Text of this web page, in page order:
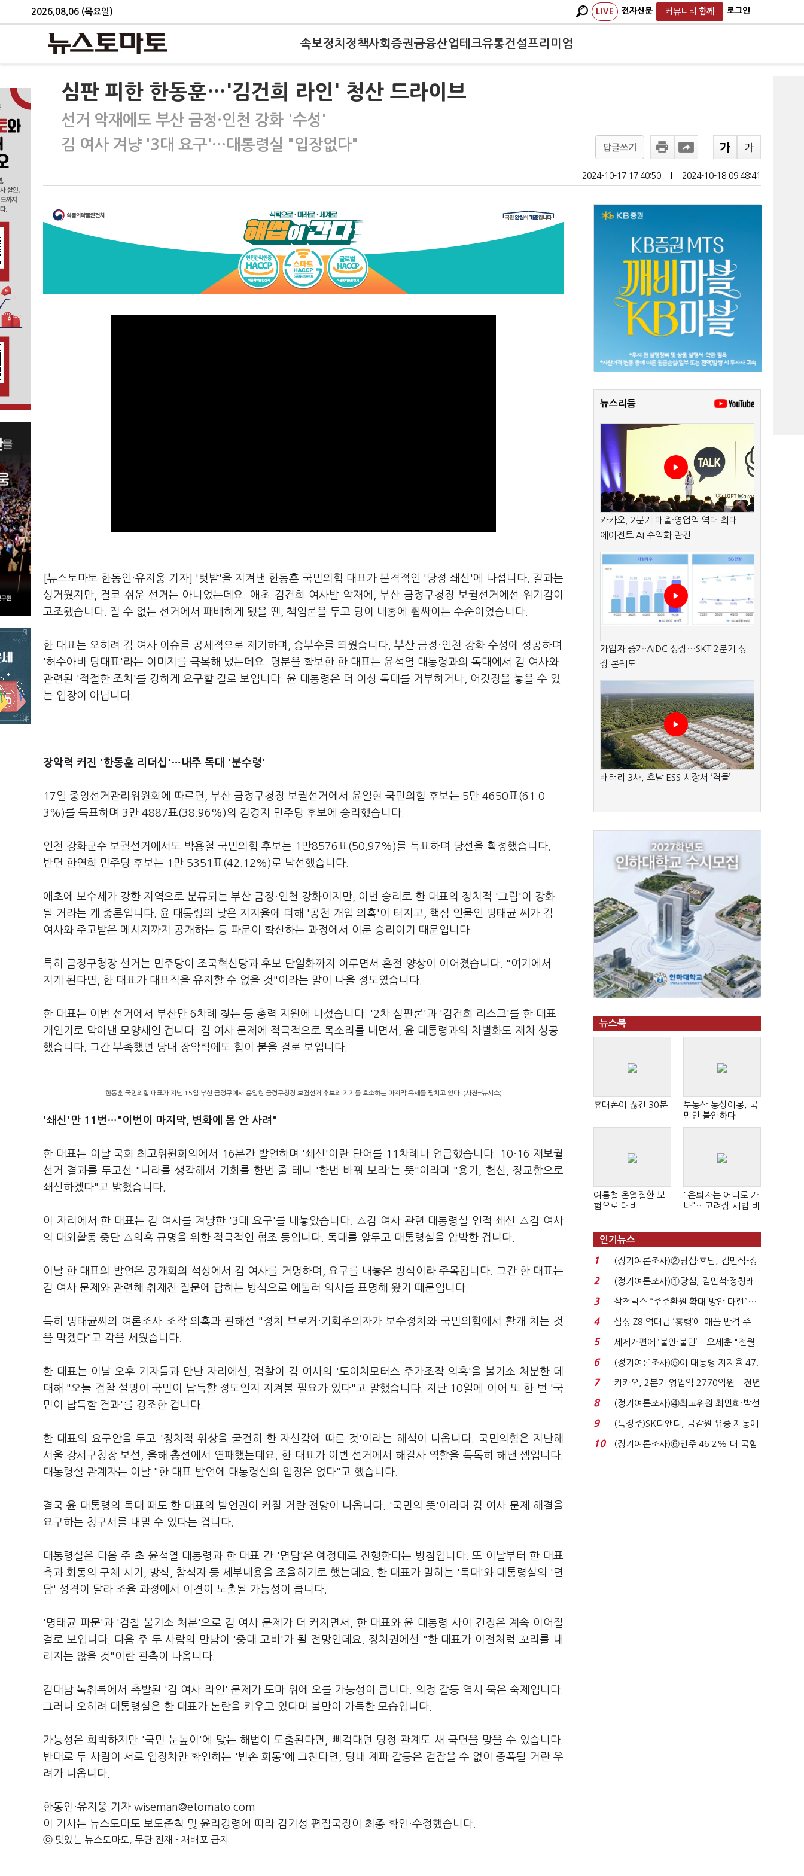
2026.08.06 (목요일) LIVE 전자신문 커뮤니티 함께 로그인
속보정치 정책사회 증권금융산업테크유통건설프리미엄
심판 피한 한동훈…'김건희 라인' 청산 드라이브
선거 악재에도 부산 금정·인천 강화 '수성'
김 여사 겨냥 '3대 요구'…대통령실 "입장없다"
답글쓰기
2024-10-17 17:40:50 2024-10-18 09:48:41
[뉴스토마토 한동인·유지웅 기자] '텃밭'을 지켜낸 한동훈 국민의힘 대표가 본격적인 '당정 쇄신'에 나섭니다. 결과는
싱거웠지만, 결코 쉬운 선거는 아니었는데요. 애초 김건희 여사발 악재에, 부산 금정구청장 보궐선거에선 위기감이
고조됐습니다. 질 수 없는 선거에서 패배하게 됐을 땐, 책임론을 두고 당이 내홍에 휩싸이는 수순이었습니다.
한 대표는 오히려 김 여사 이슈를 공세적으로 제기하며, 승부수를 띄웠습니다. 부산 금정·인천 강화 수성에 성공하며
'허수아비 당대표'라는 이미지를 극복해 냈는데요. 명분을 확보한 한 대표는 윤석열 대통령과의 독대에서 김 여사와
관련된 '적절한 조치'를 강하게 요구할 걸로 보입니다. 윤 대통령은 더 이상 독대를 거부하거나, 어깃장을 놓을 수 있
는 입장이 아닙니다.
장악력 커진 '한동훈 리더십'…내주 독대 '분수령'
17일 중앙선거관리위원회에 따르면, 부산 금정구청장 보궐선거에서 윤일현 국민의힘 후보는 5만 4650표(61.0
3%)를 득표하며 3만 4887표(38.96%)의 김경지 민주당 후보에 승리했습니다.
인천 강화군수 보궐선거에서도 박용철 국민의힘 후보는 1만8576표(50.97%)를 득표하며 당선을 확정했습니다.
반면 한연희 민주당 후보는 1만 5351표(42.12%)로 낙선했습니다.
애초에 보수세가 강한 지역으로 분류되는 부산 금정·인천 강화이지만, 이번 승리로 한 대표의 정치적 '그립'이 강화
될 거라는 게 중론입니다. 윤 대통령의 낮은 지지율에 더해 '공천 개입 의혹'이 터지고, 핵심 인물인 명태균 씨가 김
여사와 주고받은 메시지까지 공개하는 등 파문이 확산하는 과정에서 이룬 승리이기 때문입니다.
특히 금정구청장 선거는 민주당이 조국혁신당과 후보 단일화까지 이루면서 혼전 양상이 이어졌습니다. "여기에서
지게 된다면, 한 대표가 대표직을 유지할 수 없을 것"이라는 말이 나올 정도였습니다.
한 대표는 이번 선거에서 부산만 6차례 찾는 등 총력 지원에 나섰습니다. '2차 심판론'과 '김건희 리스크'를 한 대표
개인기로 막아낸 모양새인 겁니다. 김 여사 문제에 적극적으로 목소리를 내면서, 윤 대통령과의 차별화도 재차 성공
했습니다. 그간 부족했던 당내 장악력에도 힘이 붙을 걸로 보입니다.
한동훈 국민의힘 대표가 지난 15일 부산 금정구에서 윤일현 금정구청장 보궐선거 후보의 지지를 호소하는 마지막 유세를 펼치고 있다. (사진=뉴시스)
'쇄신'만 11번…"이번이 마지막, 변화에 몸 안 사려"
한 대표는 이날 국회 최고위원회의에서 16분간 발언하며 '쇄신'이란 단어를 11차례나 언급했습니다. 10·16 재보궐
선거 결과를 두고선 "나라를 생각해서 기회를 한번 줄 테니 '한번 바꿔 보라'는 뜻"이라며 "용기, 헌신, 정교함으로
쇄신하겠다"고 밝혔습니다.
이 자리에서 한 대표는 김 여사를 겨냥한 '3대 요구'를 내놓았습니다. △김 여사 관련 대통령실 인적 쇄신 △김 여사
의 대외활동 중단 △의혹 규명을 위한 적극적인 협조 등입니다. 독대를 앞두고 대통령실을 압박한 겁니다.
이날 한 대표의 발언은 공개회의 석상에서 김 여사를 거명하며, 요구를 내놓은 방식이라 주목됩니다. 그간 한 대표는
김 여사 문제와 관련해 취재진 질문에 답하는 방식으로 에둘러 의사를 표명해 왔기 때문입니다.
특히 명태균씨의 여론조사 조작 의혹과 관해선 "정치 브로커·기회주의자가 보수정치와 국민의힘에서 활개 치는 것
을 막겠다"고 각을 세웠습니다.
한 대표는 이날 오후 기자들과 만난 자리에선, 검찰이 김 여사의 '도이치모터스 주가조작 의혹'을 불기소 처분한 데
대해 "오늘 검찰 설명이 국민이 납득할 정도인지 지켜볼 필요가 있다"고 말했습니다. 지난 10일에 이어 또 한 번 '국
민이 납득할 결과'를 강조한 겁니다.
한 대표의 요구안을 두고 '정치적 위상을 굳건히 한 자신감에 따른 것'이라는 해석이 나옵니다. 국민의힘은 지난해
서울 강서구청장 보선, 올해 총선에서 연패했는데요. 한 대표가 이번 선거에서 해결사 역할을 톡톡히 해낸 셈입니다.
대통령실 관계자는 이날 "한 대표 발언에 대통령실의 입장은 없다"고 했습니다.
결국 윤 대통령의 독대 때도 한 대표의 발언권이 커질 거란 전망이 나옵니다. '국민의 뜻'이라며 김 여사 문제 해결을
요구하는 청구서를 내밀 수 있다는 겁니다.
대통령실은 다음 주 초 윤석열 대통령과 한 대표 간 '면담'은 예정대로 진행한다는 방침입니다. 또 이날부터 한 대표
측과 회동의 구체 시기, 방식, 참석자 등 세부내용을 조율하기로 했는데요. 한 대표가 말하는 '독대'와 대통령실의 '면
담' 성격이 달라 조율 과정에서 이견이 노출될 가능성이 큽니다.
'명태균 파문'과 '검찰 불기소 처분'으로 김 여사 문제가 더 커지면서, 한 대표와 윤 대통령 사이 긴장은 계속 이어질
걸로 보입니다. 다음 주 두 사람의 만남이 '중대 고비'가 될 전망인데요. 정치권에선 "한 대표가 이전처럼 꼬리를 내
리지는 않을 것"이란 관측이 나옵니다.
김대남 녹취록에서 촉발된 '김 여사 라인' 문제가 도마 위에 오를 가능성이 큽니다. 의정 갈등 역시 묵은 숙제입니다.
그러나 오히려 대통령실은 한 대표가 논란을 키우고 있다며 불만이 가득한 모습입니다.
가능성은 희박하지만 '국민 눈높이'에 맞는 해법이 도출된다면, 삐걱대던 당정 관계도 새 국면을 맞을 수 있습니다.
반대로 두 사람이 서로 입장차만 확인하는 '빈손 회동'에 그친다면, 당내 계파 갈등은 걷잡을 수 없이 증폭될 거란 우
려가 나옵니다.
한동인·유지웅 기자 wiseman@etomato.com
이 기사는 뉴스토마토 보도준칙 및 윤리강령에 따라 김기성 편집국장이 최종 확인·수정했습니다.
ⓒ 맛있는 뉴스토마토, 무단 전재 - 재배포 금지
뉴스리듬
카카오, 2분기 매출·영업익 역대 최대…
에이전트 AI 수익화 관건
가입자 증가·AIDC 성장…SKT 2분기 성
장 본궤도
배터리 3사, 호남 ESS 시장서 ‘격돌’
뉴스북
휴대폰이 끊긴 30분
부동산 동상이몽, 국
민만 불안하다
여름철 온열질환 보
험으로 대비
"은퇴자는 어디로 가
나"…고려장 세법 비
인기뉴스
1
(정기여론조사)②당심·호남, 김민석-정
청래 '초접전'...
2
(정기여론조사)①당심, 김민석·정청래
'초접전'…대통령 ...
3
삼전닉스 “주주환원 확대 방안 마련”…
로이터에 성명...
4
삼성 Z8 역대급 ‘흥행’에 애플 반격 주
목…9월 ‘폴...
5
세제개편에 ‘불안·불만’…오세훈 "전월
세 구하기 더 ...
6
(정기여론조사)⑤이 대통령 지지율 47.
7%…일주일 만에 ...
7
카카오, 2분기 영업익 2770억원…전년
비 36% 증가...
8
(정기여론조사)④최고위원 최민희·박선
원 '양강'…서미...
9
(특징주)SK디앤디, 금감원 유증 제동에
장 초반 상한가...
10
(정기여론조사)⑥민주 46.2% 대 국힘